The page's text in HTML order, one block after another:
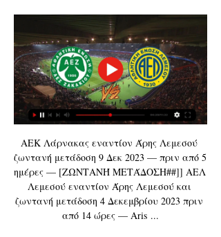
ΑΕΚ Λάρνακας εναντίον Άρης Λεμεσού
ζωντανή μετάδοση 9 Δεκ 2023 — πριν από 5
ημέρες — [ΖΩΝΤΑΝΉ ΜΕΤΆΔΟΣΗ##]] ΑΕΛ
Λεμεσού εναντίον Άρης Λεμεσού και
ζωντανή μετάδοση 4 Δεκεμβρίου 2023 πριν
από 14 ώρες — Aris ...